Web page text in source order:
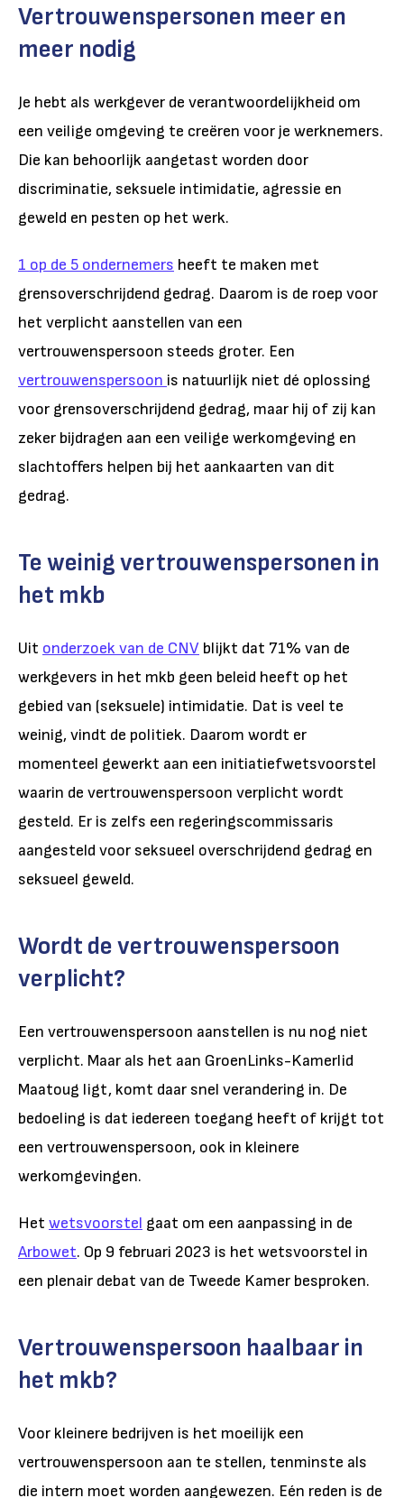
Vertrouwenspersonen meer en
meer nodig
Je hebt als werkgever de verantwoordelijkheid om
een veilige omgeving te creëren voor je werknemers.
Die kan behoorlijk aangetast worden door
discriminatie, seksuele intimidatie, agressie en
geweld en pesten op het werk.
1 op de 5 ondernemers heeft te maken met
grensoverschrijdend gedrag. Daarom is de roep voor
het verplicht aanstellen van een
vertrouwenspersoon steeds groter. Een
vertrouwenspersoon is natuurlijk niet dé oplossing
voor grensoverschrijdend gedrag, maar hij of zij kan
zeker bijdragen aan een veilige werkomgeving en
slachtoffers helpen bij het aankaarten van dit
gedrag.
Te weinig vertrouwenspersonen in
het mkb
Uit onderzoek van de CNV blijkt dat 71% van de
werkgevers in het mkb geen beleid heeft op het
gebied van (seksuele) intimidatie. Dat is veel te
weinig, vindt de politiek. Daarom wordt er
momenteel gewerkt aan een initiatiefwetsvoorstel
waarin de vertrouwenspersoon verplicht wordt
gesteld. Er is zelfs een regeringscommissaris
aangesteld voor seksueel overschrijdend gedrag en
seksueel geweld.
Wordt de vertrouwenspersoon
verplicht?
Een vertrouwenspersoon aanstellen is nu nog niet
verplicht. Maar als het aan GroenLinks-Kamerlid
Maatoug ligt, komt daar snel verandering in. De
bedoeling is dat iedereen toegang heeft of krijgt tot
een vertrouwenspersoon, ook in kleinere
werkomgevingen.
Het wetsvoorstel gaat om een aanpassing in de
Arbowet. Op 9 februari 2023 is het wetsvoorstel in
een plenair debat van de Tweede Kamer besproken.
Vertrouwenspersoon haalbaar in
het mkb?
Voor kleinere bedrijven is het moeilijk een
vertrouwenspersoon aan te stellen, tenminste als
die intern moet worden aangewezen. Eén reden is de